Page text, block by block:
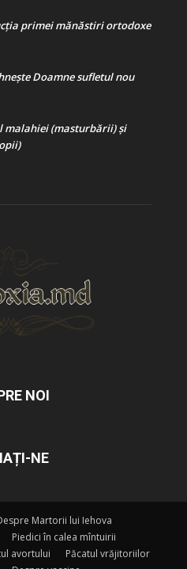
primei mănăstiri ortodoxe
Doamne sufletul nou
malahiei (masturbării) şi
NOI
NE
Martorii lui Iehova
Piedici în calea mîntuirii
avortului
Păcatul vrăjitoriilor